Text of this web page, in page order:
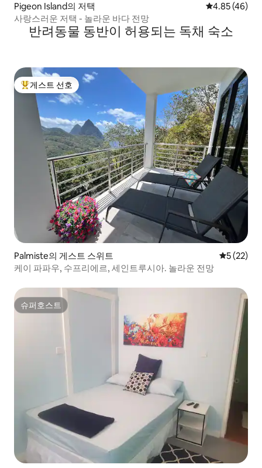
Pigeon Island의 저택 평점 4.85점(5
4.85 (46)
사랑스러운 저택 - 놀라운 바다 전망
반려동물 동반이 허용되는 독채 숙소
상위 게스트 선호
게스트 선호
Palmiste의 게스트 스위트 평점 5점
5 (22)
케이 파파우, 수프리에르, 세인트루시아. 놀라운 전망
슈퍼호스트
슈퍼호스트